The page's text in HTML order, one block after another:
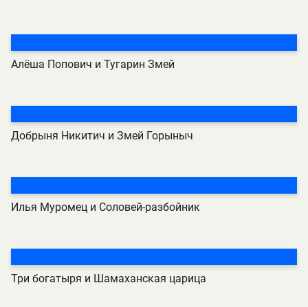
Алёша Попович и Тугарин Змей
Добрыня Никитич и Змей Горыныч
Илья Муромец и Соловей-разбойник
Три богатыря и Шамаханская царица